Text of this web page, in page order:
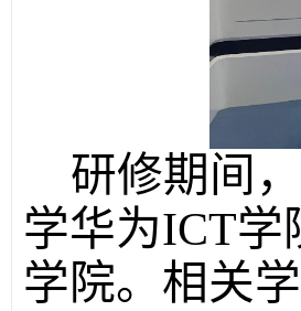
研修期间
学华为ICT学
学院。相关